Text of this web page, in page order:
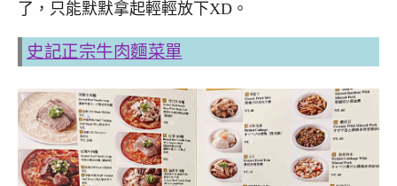
了，只能默默拿起輕輕放下XD。
史記正宗牛肉麵菜單